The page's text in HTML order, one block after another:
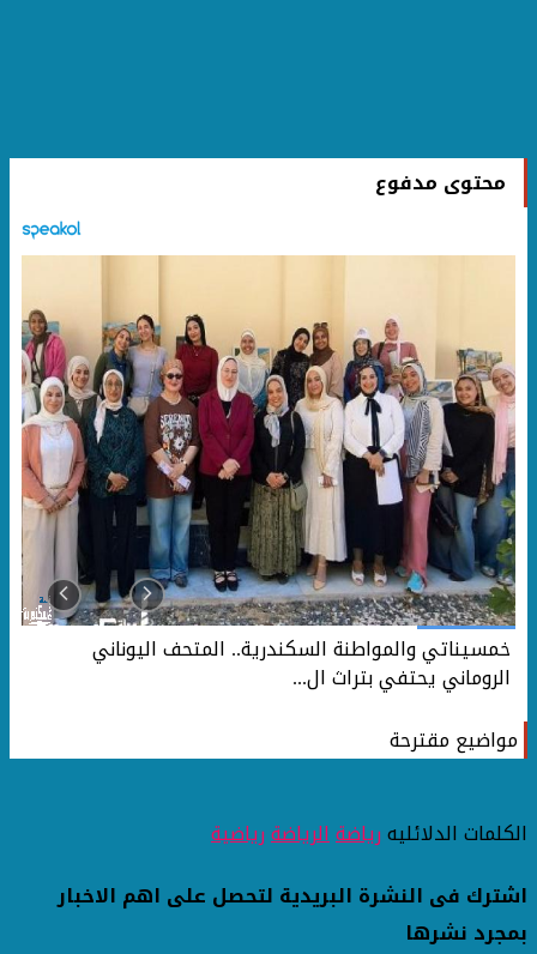
محتوى مدفوع
خمسيناتي والمواطنة السكندرية.. المتحف اليوناني
الروماني يحتفي بتراث ال...
مواضيع مقترحة
الكلمات الدلائليهرياضةالرياضةرياضية
اشترك فى النشرة البريدية لتحصل على اهم الاخبار
بمجرد نشرها